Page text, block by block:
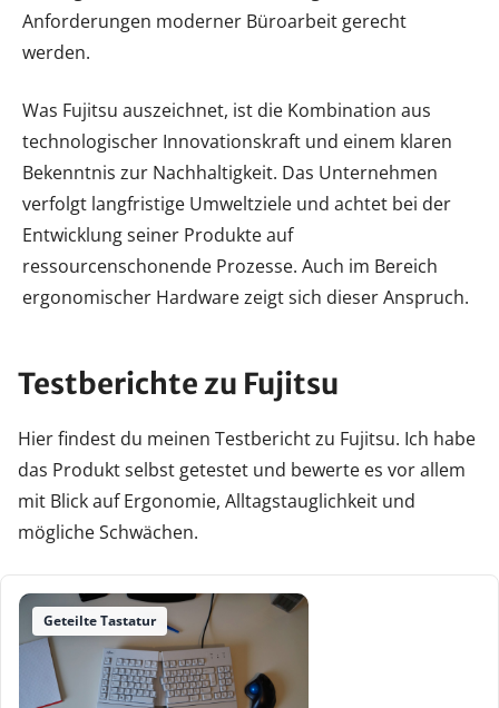
Anforderungen moderner Büroarbeit gerecht
werden.
Was Fujitsu auszeichnet, ist die Kombination aus
technologischer Innovationskraft und einem klaren
Bekenntnis zur Nachhaltigkeit. Das Unternehmen
verfolgt langfristige Umweltziele und achtet bei der
Entwicklung seiner Produkte auf
ressourcenschonende Prozesse. Auch im Bereich
ergonomischer Hardware zeigt sich dieser Anspruch.
Testberichte zu Fujitsu
Hier findest du meinen Testbericht zu Fujitsu. Ich habe
das Produkt selbst getestet und bewerte es vor allem
mit Blick auf Ergonomie, Alltagstauglichkeit und
mögliche Schwächen.
Geteilte Tastatur